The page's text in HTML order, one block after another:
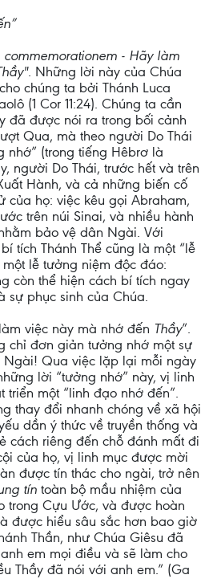
- Hãy làm
. Những lời này của Chúa
chúng ta bởi Thánh Luca
(1 Cor 11:24). Chúng ta cần
đã được nói ra trong bối cảnh
Qua, mà theo người Do Thái
nhớ” (trong tiếng Hêbrơ là
người Do Thái, trước hết và trên
Hành, và cả những biến cố
của họ: việc kêu gọi Abraham,
trên núi Sinai, và nhiều hành
bảo vệ dân Ngài. Với
tích Thánh Thể cũng là một “lễ
lễ tưởng niệm độc đáo:
còn thể hiện cách bí tích ngay
sự phục sinh của Chúa.
việc này mà nhớ đến Thầy”.
chỉ đơn giản tưởng nhớ một sự
Ngài! Qua việc lặp lại mỗi ngày
lời “tưởng nhớ” này, vị linh
một “linh đạo nhớ đến”.
thay đổi nhanh chóng về xã hội
dần ý thức về truyền thống và
cách riêng đến chỗ đánh mất đi
của họ, vị linh mục được mời
được tín thác cho ngài, trở nên
tín toàn bộ mầu nhiệm của
trong Cựu Ước, và được hoàn
được hiểu sâu sắc hơn bao giờ
Thần, như Chúa Giêsu đã
em mọi điều và sẽ làm cho
Thầy đã nói với anh em.” (Ga